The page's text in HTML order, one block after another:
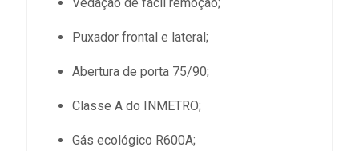
Puxador frontal e lateral;
Abertura de porta 75/90;
Classe A do INMETRO;
Gás ecológico R600A;